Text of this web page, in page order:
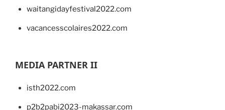
waitangidayfestival2022.com
vacancesscolaires2022.com
MEDIA PARTNER II
isth2022.com
p2b2pabi2023-makassar.com